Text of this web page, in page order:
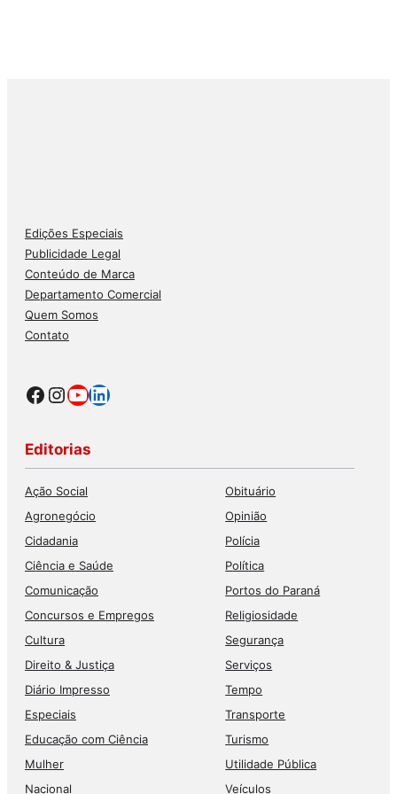
Edições Especiais
Publicidade Legal
Conteúdo de Marca
Departamento Comercial
Quem Somos
Contato
Facebook
Instagram
Youtube
LinkedIn
Editorias
Ação Social
Agronegócio
Cidadania
Ciência e Saúde
Comunicação
Concursos e Empregos
Cultura
Direito & Justiça
Diário Impresso
Especiais
Educação com Ciência
Mulher
Nacional
Obituário
Opinião
Polícia
Política
Portos do Paraná
Religiosidade
Segurança
Serviços
Tempo
Transporte
Turismo
Utilidade Pública
Veículos